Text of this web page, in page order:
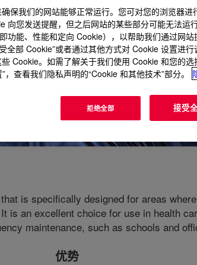
is specifically designed for areas
is an excellent choice for use in health
maintenance, such as schools and
优势
保我们的网站能够正常运行。您可对您的浏览器进
向您发送提醒，但之后网站的某些部分可能无法运
功能、性能和定向 Cookie），以帮助我们通过网站
全部 Cookie”或者通过其他方式对 Cookie 设置进行
Cookie。如需了解关于我们使用 Cookie 和您的选
查看我们隐私声明的“Cookie 和其他技术”部分。
拒绝全部 接受